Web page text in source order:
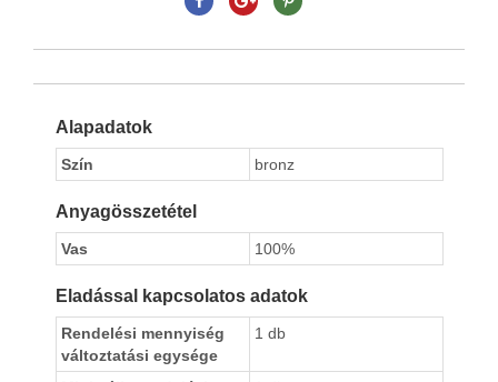
Alapadatok
Szín bronz
Anyagösszetétel
Vas 100%
Eladással kapcsolatos adatok
Rendelési mennyiség
változtatási egysége
1 db